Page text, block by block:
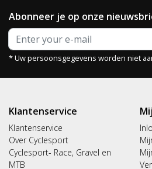
Abonneer je op onze
* Uw persoonsgegevens worden niet
Klantenservice
Klantenservice
Over Cyclesport
Cyclesport- Race, Gravel en
MTB